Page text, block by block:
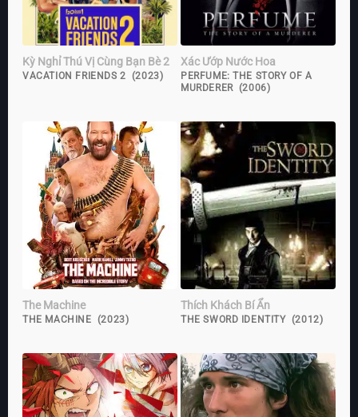
Kỳ Nghỉ Thú Vị Cùng Bạn Bè 2
VACATION FRIENDS 2 (2023)
Xác Ướp Nước Hoa
PERFUME: THE STORY OF A
MURDERER (2006)
The Machine
THE MACHINE (2023)
Thích Khách Bí Ẩn
THE SWORD IDENTITY (2012)